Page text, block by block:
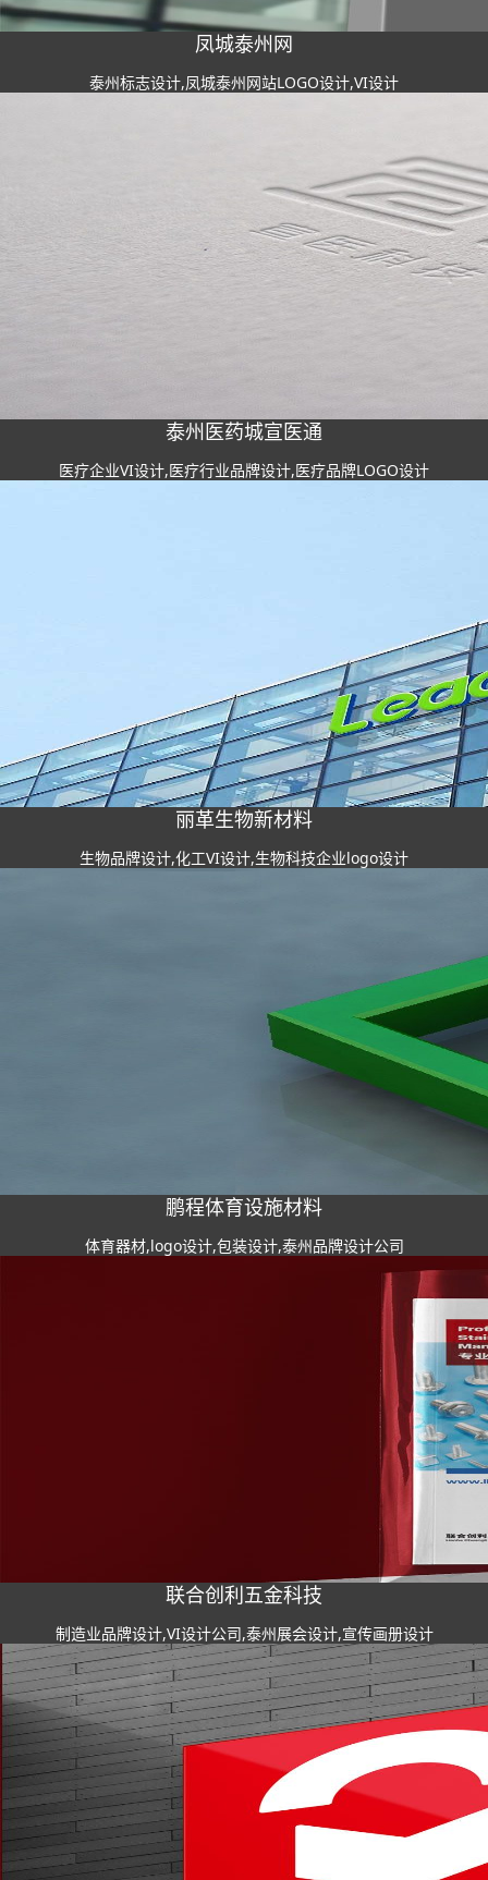
凤城泰州网
泰州标志设计,凤城泰州网站LOGO设计,VI设计
泰州医药城宣医通
医疗企业VI设计,医疗行业品牌设计,医疗品牌LOGO设计
丽革生物新材料
生物品牌设计,化工VI设计,生物科技企业logo设计
鹏程体育设施材料
体育器材,logo设计,包装设计,泰州品牌设计公司
联合创利五金科技
制造业品牌设计,VI设计公司,泰州展会设计,宣传画册设计